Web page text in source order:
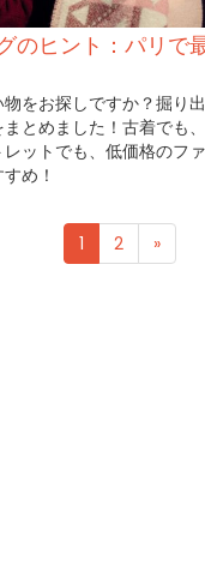
のヒント：パリで
をお探しですか？掘り
とめました！古着でも
ットでも、低価格のフ
め！
1 2 »